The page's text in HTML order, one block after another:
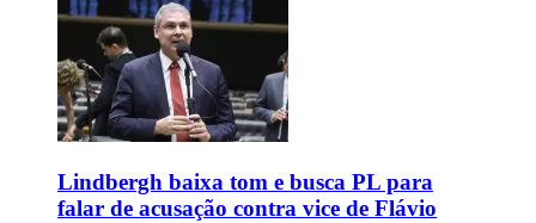
Lindbergh baixa tom e busca PL para
falar de acusação contra vice de Flávio